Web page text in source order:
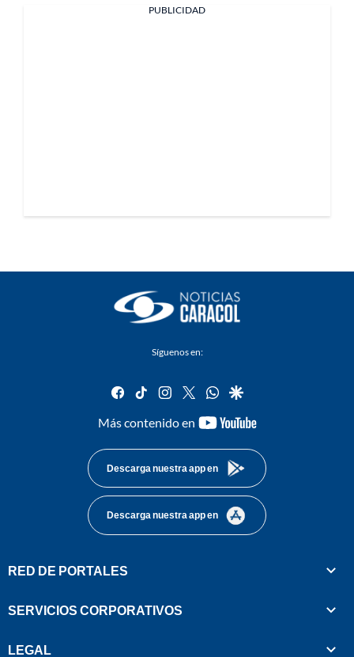
PUBLICIDAD
Síguenos en:
facebook
tiktok instagram
twitterwhatsapp
google
Más contenido en
youtube-
Descarga nuestra app en
Descarga nuestra app en
RED DE PORTALES
SERVICIOS CORPORATIVOS
LEGAL